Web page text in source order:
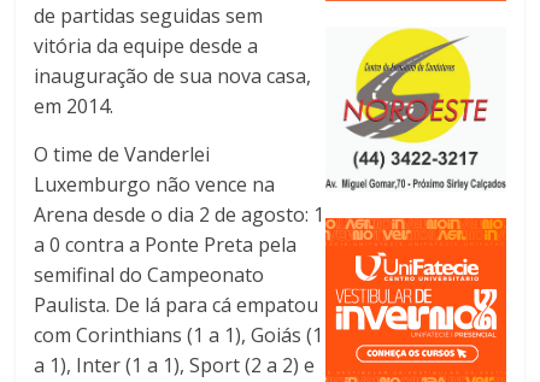
de partidas seguidas sem
vitória da equipe desde a
inauguração de sua nova casa,
em 2014.
O time de Vanderlei
Luxemburgo não vence na
Arena desde o dia 2 de agosto: 1
a 0 contra a Ponte Preta pela
semifinal do Campeonato
Paulista. De lá para cá empatou
com Corinthians (1 a 1), Goiás (1
a 1), Inter (1 a 1), Sport (2 a 2) e